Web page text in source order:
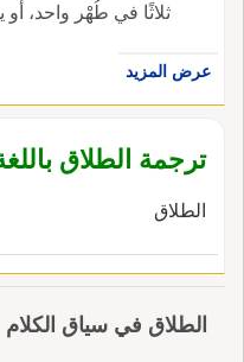
ثلاثًا في طُهْر واحد، أو
عرض المزيد
ترجمة الطلاق
الطلاق
الطلاق في سياق الكلام